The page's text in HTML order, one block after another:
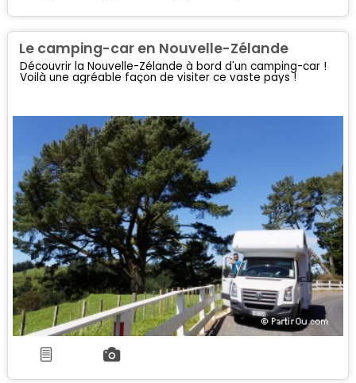
Le camping-car en Nouvelle-Zélande
Découvrir la Nouvelle-Zélande à bord d'un camping-car !
Voilà une agréable façon de visiter ce vaste pays !